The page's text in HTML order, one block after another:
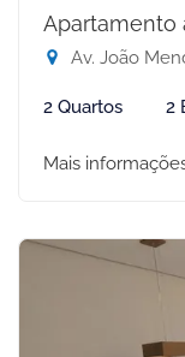
Apartamento
Av. João
2 Quartos 2
Mais